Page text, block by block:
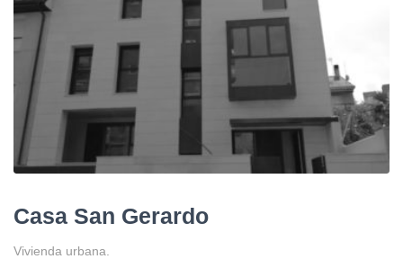
Casa San Gerardo
Vivienda urbana.